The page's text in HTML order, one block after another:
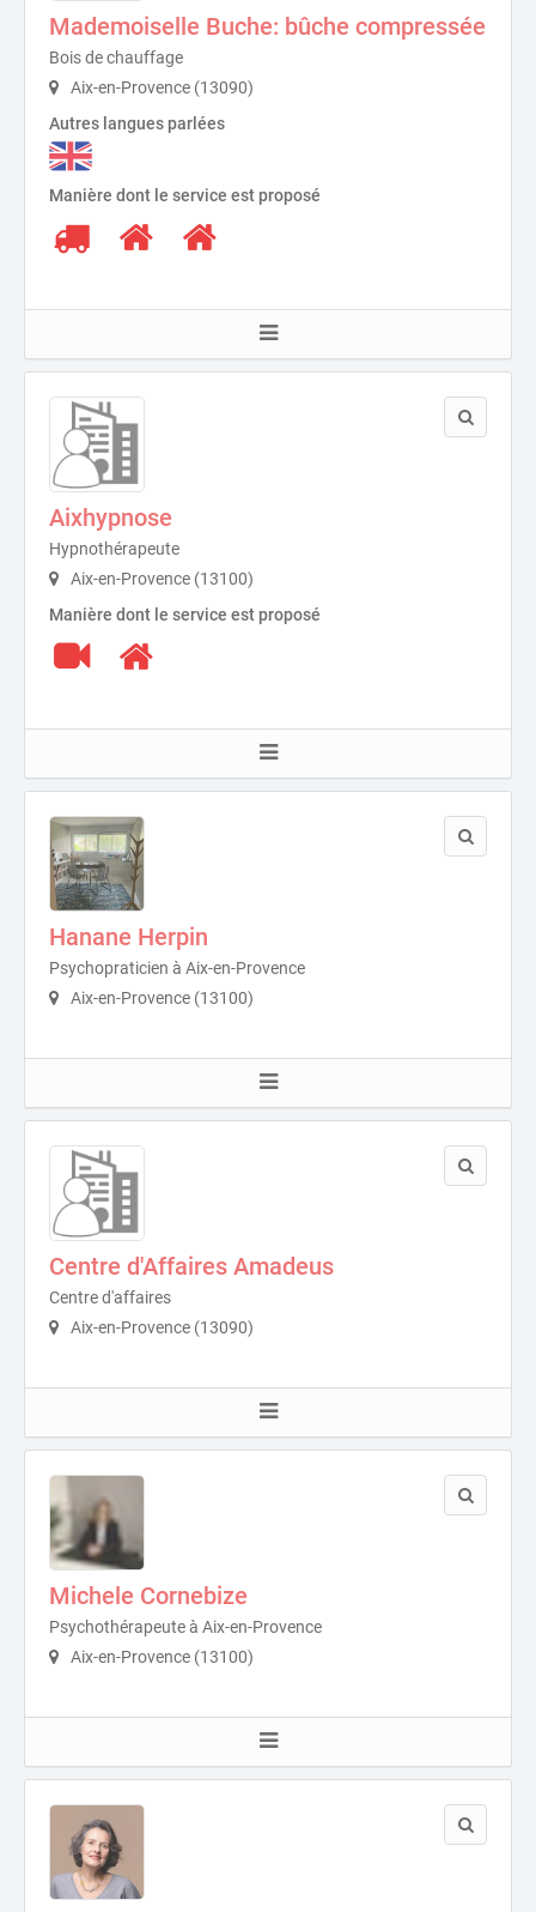
Mademoiselle Buche: bûche compressée
Bois de chauffage
Aix-en-Provence (13090)
Autres langues parlées
Manière dont le service est proposé
Aixhypnose
Hypnothérapeute
Aix-en-Provence (13100)
Manière dont le service est proposé
Hanane Herpin
Psychopraticien à Aix-en-Provence
Aix-en-Provence (13100)
Centre d'Affaires Amadeus
Centre d'affaires
Aix-en-Provence (13090)
Michele Cornebize
Psychothérapeute à Aix-en-Provence
Aix-en-Provence (13100)